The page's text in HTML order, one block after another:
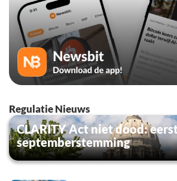
Regulatie Nieuws
CLARITY Act niet dood:
septemberstemming